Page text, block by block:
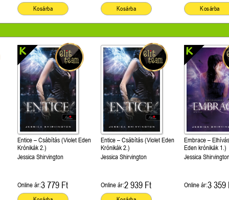
Kosárba Kosárba Kosárba
Entice – Csábítás (Violet Eden
Krónikák 2.)
Jessica Shirvington
Online ár:3 779 Ft
Entice – Csábítás (Violet Eden
Krónikák 2.)
Jessica Shirvington
Online ár:2 939 Ft
Embrace –
Eden krónikák 1.)
Jessica
Online ár:3 359